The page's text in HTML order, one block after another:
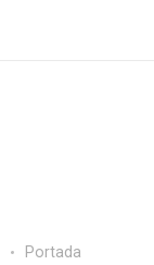
Portada